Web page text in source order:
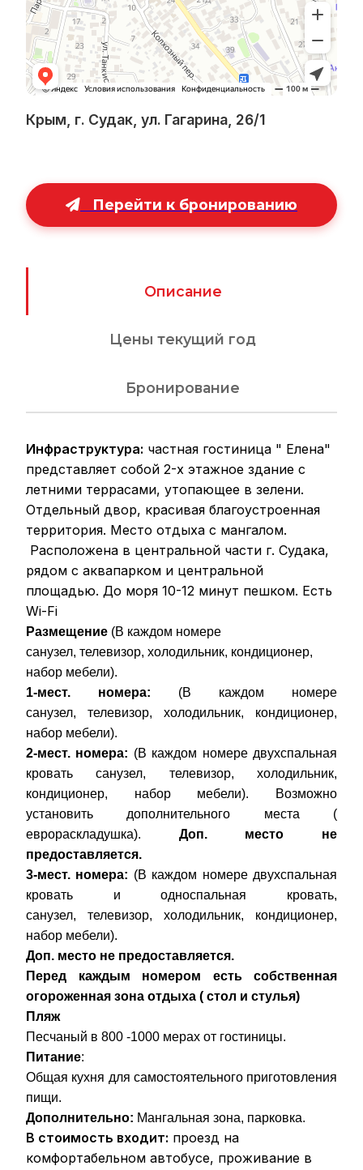
Крым, г. Судак, ул. Гагарина, 26/1
Перейти к бронированию
Описание
Цены текущий год
Бронирование
Инфраструктура: частная гостиница " Елена"
представляет собой 2-х этажное здание с
летними террасами, утопающее в зелени.
Отдельный двор, красивая благоустроенная
территория. Место отдыха с мангалом.
Расположена в центральной части г. Судака,
рядом с аквапарком и центральной
площадью. До моря 10-12 минут пешком. Есть
Wi-Fi
Размещение (В каждом номере
санузел, телевизор, холодильник, кондиционер,
набор мебели).
1-мест. номера: (В каждом номере
санузел, телевизор, холодильник, кондиционер,
набор мебели).
2-мест. номера: (В каждом номере двухспальная
кровать санузел, телевизор, холодильник,
кондиционер, набор мебели). Возможно
установить дополнительного места (
еврораскладушка). Доп. место не
предоставляется.
3-мест. номера: (В каждом номере двухспальная
кровать и односпальная кровать,
санузел, телевизор, холодильник, кондиционер,
набор мебели).
Доп. место не предоставляется.
Перед каждым номером есть собственная
огороженная зона отдыха ( стол и стулья)
Пляж
Песчаный в 800 -1000 мерах от гостиницы.
Питание:
Общая кухня для самостоятельного приготовления
пищи.
Дополнительно: Мангальная зона, парковка.
В стоимость входит: проезд на
комфортабельном автобусе, проживание в